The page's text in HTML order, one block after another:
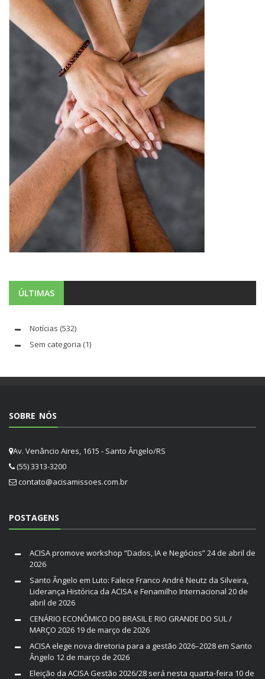
ÚLTIMAS
Notícias (532)
Sem categoria (1)
SOBRE NÓS
Av. Venâncio Aires, 1615 - Santo Ângelo/RS
(55) 3313-3200
contato@acisamissoes.com.br
POSTAGENS
ACISA promove workshop “Dados, IA e Negócios”24 de abril de
2026
Santo Ângelo em Luto: Falece Franco André Neutz da Silveira,
Liderança Histórica da ACISA e Fenamilho Internacional 20 de
abril de 2026
CENÁRIO ECONÔMICO DO BRASIL E RIO GRANDE DO SUL /
MARÇO 2026 19 de março de 2026
ACISA elege nova diretoria para a gestão 2026–2028 em Santo
Ângelo 12 de março de 2026
Eleição da ACISA Gestão 2026/28 será nesta quarta-feira 10 de